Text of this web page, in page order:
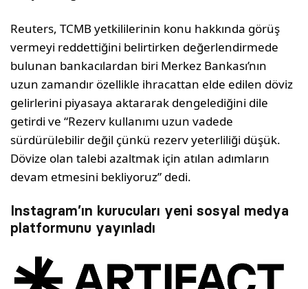
Reuters, TCMB yetkililerinin konu hakkında görüş
vermeyi reddettiğini belirtirken değerlendirmede
bulunan bankacılardan biri Merkez Bankası’nın
uzun zamandır özellikle ihracattan elde edilen döviz
gelirlerini piyasaya aktararak dengelediğini dile
getirdi ve “Rezerv kullanımı uzun vadede
sürdürülebilir değil çünkü rezerv yeterliliği düşük.
Dövize olan talebi azaltmak için atılan adımların
devam etmesini bekliyoruz” dedi.
Instagram’ın kurucuları yeni sosyal medya
platformunu yayınladı